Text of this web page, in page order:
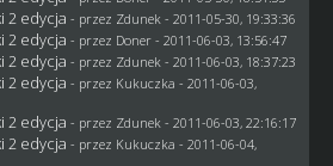
2 edycja - przez Zdunek - 2011-05-30, 19:33:36
2 edycja - przez Doner- 2011-06-03, 13:56:47
2 edycja - przez Zdunek - 2011-06-03, 18:37:23
2 edycja - przez Kukuczka - 2011-06-03,
2 edycja - przez Zdunek - 2011-06-03, 22:16:17
2 edycja - przez Kukuczka - 2011-06-04,